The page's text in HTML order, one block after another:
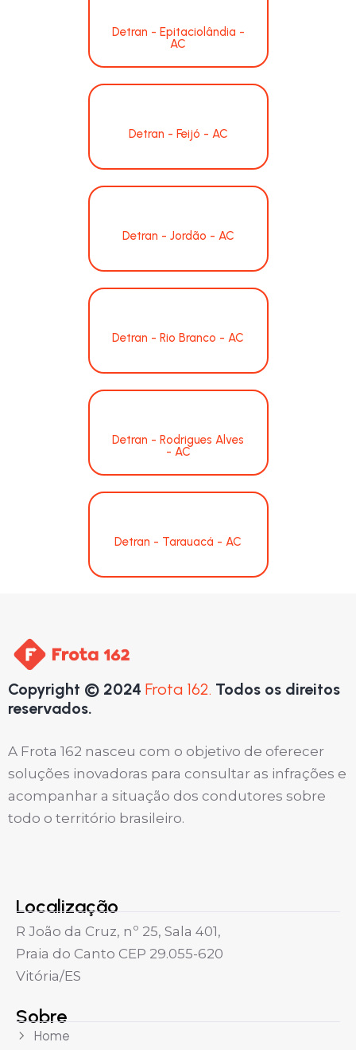
Detran - Epitaciolândia -
AC
Detran - Feijó - AC
Detran - Jordão - AC
Detran - Rio Branco - AC
Detran - Rodrigues Alves
- AC
Detran - Tarauacá - AC
Copyright © 2024 Frota 162. Todos os direitos
reservados.
A Frota 162 nasceu com o objetivo de oferecer
soluções inovadoras para consultar as infrações e
acompanhar a situação dos condutores sobre
todo o território brasileiro.
Localização
R João da Cruz, nº 25, Sala 401,
Praia do Canto CEP 29.055-620
Vitória/ES
Sobre
Home